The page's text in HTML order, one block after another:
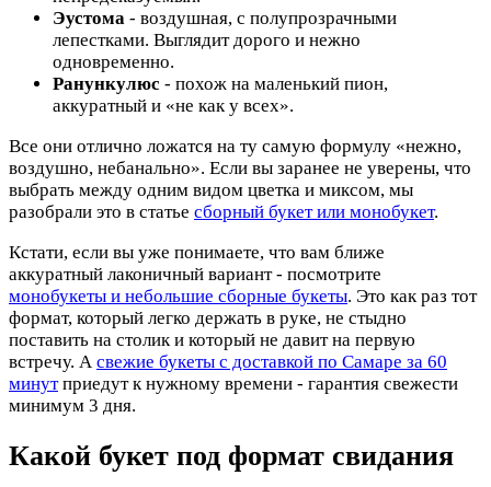
Эустома - воздушная, с полупрозрачными
лепестками. Выглядит дорого и нежно
одновременно.
Ранункулюс - похож на маленький пион,
аккуратный и «не как у всех».
Все они отлично ложатся на ту самую формулу «нежно,
воздушно, небанально». Если вы заранее не уверены, что
выбрать между одним видом цветка и миксом, мы
разобрали это в статье сборный букет или монобукет.
Кстати, если вы уже понимаете, что вам ближе
аккуратный лаконичный вариант - посмотрите
монобукеты и небольшие сборные букеты. Это как раз тот
формат, который легко держать в руке, не стыдно
поставить на столик и который не давит на первую
встречу. А свежие букеты с доставкой по Самаре за 60
минутприедут к нужному времени - гарантия свежести
минимум 3 дня.
Какой букет под формат свидания